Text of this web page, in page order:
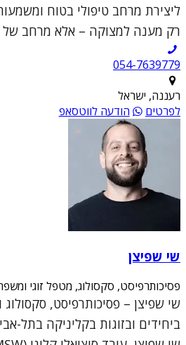
ליצירת מרחב טיפולי בטוח
רק מענה למצוקה – אלא מרחב של
054-7639779
רעננה, ישראל
לפרטים
הודעה לווטסאפ
שי שפיצן
פסיכותרפיסט, סקסולוג, מטפל זוגי
ביחידים ובזוגות בקליניקה בתל-